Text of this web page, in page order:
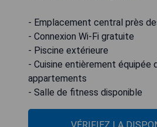
- Emplacement central près
- Connexion Wi-Fi gratuite
- Piscine extérieure
- Cuisine entièrement équipée
appartements
- Salle de fitness disponible